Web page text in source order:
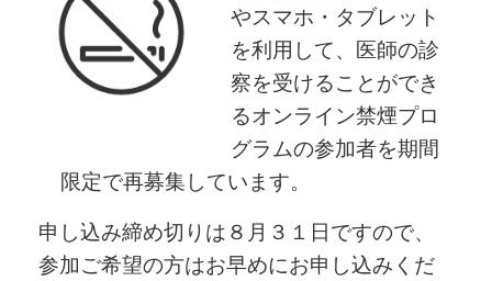
やスマホ・タブレット
を利用して、医師の診
察を受けることができ
るオンライン禁煙プロ
グラムの参加者を期間
限定で再募集しています。
申し込み締め切りは８月３１日ですので、
参加ご希望の方はお早めにお申し込みくだ